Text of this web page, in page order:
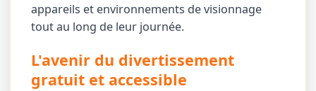
appareils et environnements de visionnage
tout au long de leur journée.
L'avenir du divertissement
gratuit et accessible